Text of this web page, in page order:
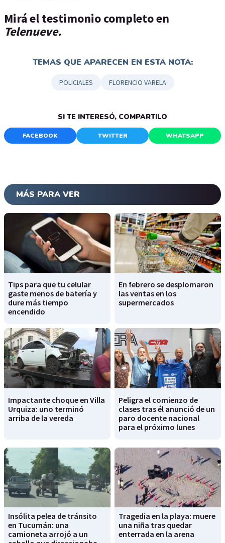
Mirá el testimonio completo en
Telenueve.
TEMAS QUE APARECEN EN ESTA NOTA:
POLICIALES FLORENCIO VARELA
SI TE INTERESÓ, COMPARTILO
FACEBOOK TWITTER WHATSAPP
MÁS PARA VER
Tips para que tu celular
gaste menos de batería y
dure más tiempo
encendido
En febrero se desplomaron
las ventas en los
supermercados
Impactante choque en Villa
Urquiza: uno terminó
arriba de la vereda
Peligra el comienzo de
clases tras él anunció de un
paro docente nacional
para el próximo lunes
Insólita pelea de tránsito
en Tucumán: una
camioneta arrojó a un
Tragedia en la playa: muere
una niña tras quedar
enterrada en la arena